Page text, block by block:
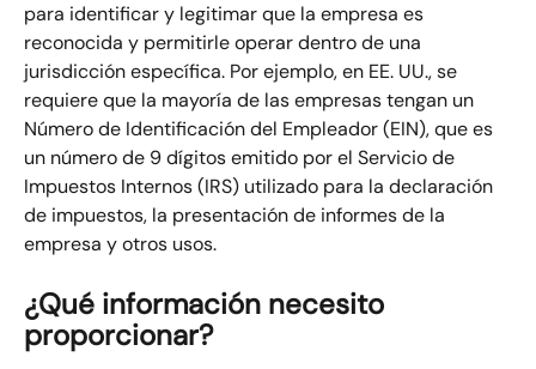
para identificar y legitimar que la empresa es
reconocida y permitirle operar dentro de una
jurisdicción específica. Por ejemplo, en EE. UU., se
requiere que la mayoría de las empresas tengan un
Número de Identificación del Empleador (EIN), que es
un número de 9 dígitos emitido por el Servicio de
Impuestos Internos (IRS) utilizado para la declaración
de impuestos, la presentación de informes de la
empresa y otros usos.
¿Qué información necesito
proporcionar?